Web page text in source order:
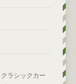
ラシックカー